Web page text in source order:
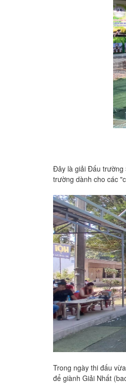
Đây là giải Đấu trường
trường dành cho các
Trong ngày thi đấu
để giành Giải Nhất